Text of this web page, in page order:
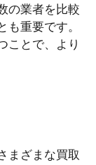
の業者を比較
重要です。
ことで、より
まざまな買取